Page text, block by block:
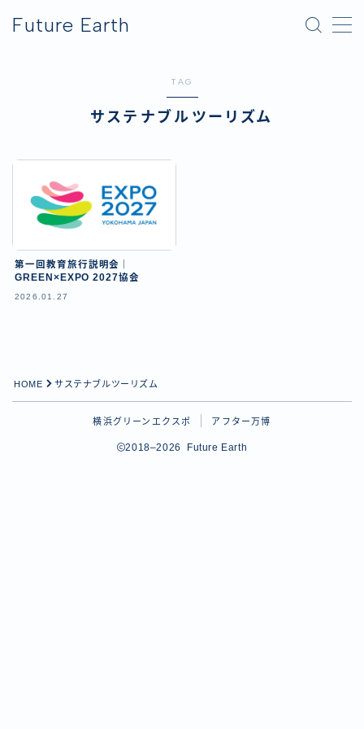
Future Earth
横浜グリーンエクスポ
TAG
サステナブルツーリズム
第一回教育旅行説明会｜
GREEN×EXPO 2027協会
2026.01.27
HOME サステナブルツーリズム
横浜グリーンエクスポ アフター万博
2018–2026 Future Earth